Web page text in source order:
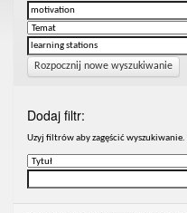
Rozpocznij nowe wyszukiwanie
Dodaj filtr:
Uzyj filtrów aby zagęścić wyszukiwanie.